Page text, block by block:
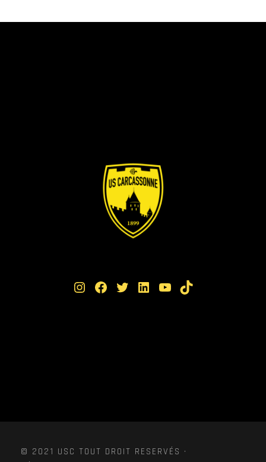
Instagram Facebook Twitter LinkedIn YouTube TikTok
© 2021 USC TOUT DROIT RESERVÉS ·